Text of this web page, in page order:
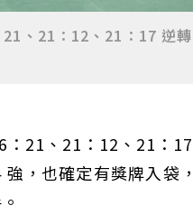
、21：12、21：17 逆轉
：21、21：12、21：
，也確定有獎牌入袋